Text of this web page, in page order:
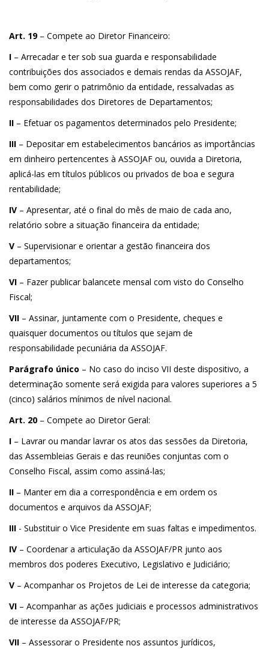
Art. 19– Compete ao Diretor Financeiro:
I – Arrecadar e ter sob sua guarda e responsabilidade
contribuições dos associados e demais rendas da ASSOJAF,
bem como gerir o patrimônio da entidade, ressalvadas as
responsabilidades dos Diretores de Departamentos;
II – Efetuar os pagamentos determinados pelo Presidente;
III – Depositar em estabelecimentos bancários as importâncias
em dinheiro pertencentes à ASSOJAF ou, ouvida a Diretoria,
aplicá-las em títulos públicos ou privados de boa e segura
rentabilidade;
IV – Apresentar, até o final do mês de maio de cada ano,
relatório sobre a situação financeira da entidade;
V – Supervisionar e orientar a gestão financeira dos
departamentos;
VI – Fazer publicar balancete mensal com visto do Conselho
Fiscal;
VII – Assinar, juntamente com o Presidente, cheques e
quaisquer documentos ou títulos que sejam de
responsabilidade pecuniária da ASSOJAF.
Parágrafo único – No caso do inciso VII deste dispositivo, a
determinação somente será exigida para valores superiores a 5
(cinco) salários mínimos de nível nacional.
Art. 20 – Compete ao Diretor Geral:
I – Lavrar ou mandar lavrar os atos das sessões da Diretoria,
das Assembleias Gerais e das reuniões conjuntas com o
Conselho Fiscal, assim como assiná-las;
II – Manter em dia a correspondência e em ordem os
documentos e arquivos da ASSOJAF;
III - Substituir o Vice Presidente em suas faltas e impedimentos.
IV – Coordenar a articulação da ASSOJAF/PR junto aos
membros dos poderes Executivo, Legislativo e Judiciário;
V – Acompanhar os Projetos de Lei de interesse da categoria;
VI – Acompanhar as ações judiciais e processos administrativos
de interesse da ASSOJAF/PR;
VII – Assessorar o Presidente nos assuntos jurídicos,